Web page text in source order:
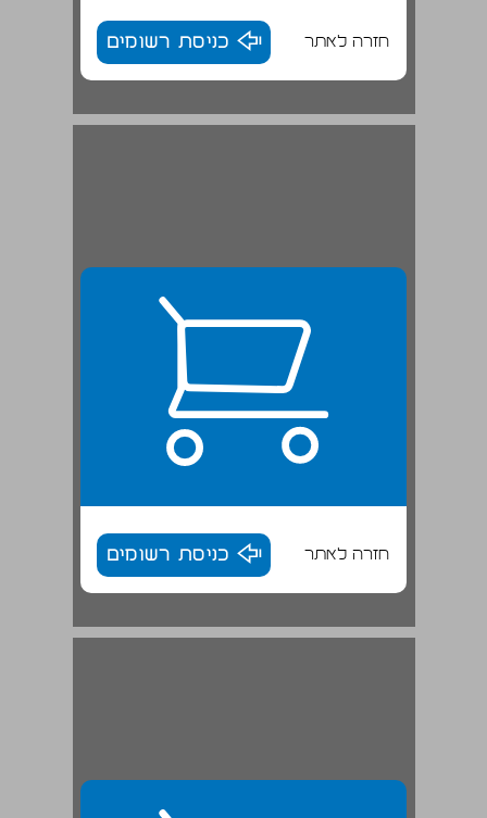
חזרה לאתר כניסת רשומים
2. יק"א והמושבות, 1914-1900 ... 29
חזרה לאתר כניסת רשומים